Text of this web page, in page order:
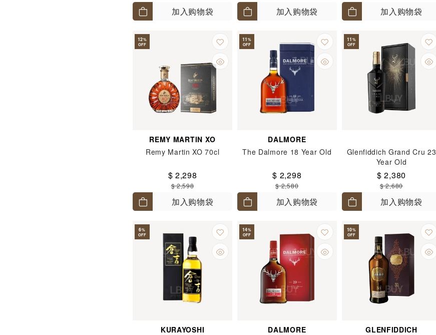
加入购物袋 加入购物袋 加入购物袋
12%
OFF
REMY MARTIN XO
Remy Martin XO 70cl
$ 2,298
$ 2,598
加入购物袋
11%
OFF
DALMORE
The Dalmore 18 Year Old
$ 2,298
$ 2,580
加入购物袋
11%
OFF
Glenfiddich Grand Cru 23
Year Old
$ 2,380
$ 2,680
加入购物袋
6%
OFF
KURAYOSHI
14%
OFF
DALMORE
10%
OFF
GLENFIDDICH